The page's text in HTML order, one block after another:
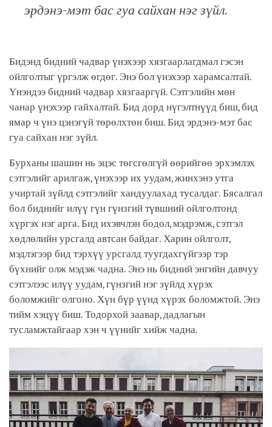
эрдэнэ-мэт бас гуа сайхан нэг зүйл.
Бидэнд бидний чадвар үнэхээр хязгаарлагдмал гэсэн
ойлголтыг үргэлж өгдөг. Энэ бол үнэхээр харамсалтай.
Үнэндээ бидний чадвар хязгааргүй. Сэтгэлийн мөн
чанар үнэхээр гайхалтай. Бид дорд нүгэлтнүүд биш, бид
ямар ч үнэ цэнэгүй төрөлхтөн биш. Бид эрдэнэ-мэт бас
гуа сайхан нэг зүйл.
Бурханы шашин нь эцэс төгсгөлгүй өөрийгөө эрхэмлэх
сэтгэлийг арилгаж, үнэхээр их уудам, жинхэнэ утга
учиртай зүйлд сэтгэлийг хандуулахад тусалдаг. Бясалгал
бол биднийг илүү гүн гүнзгий түвшний ойлголтонд
хүргэх нэг арга. Бид ихэвчлэн бодол, мэдрэмж, сэтгэл
хөдлөлийн урсгалд автсан байдаг. Харин ойлголт,
мэдлэгээр бид тэрхүү урсгалд туугдахгүйгээр тэр
бүхнийг олж мэдэж чадна. Энэ нь бидний энгийн давчуу
сэтгэлээс илүү уудам, гүнзгий нэг зүйлд хүрэх
боломжийг олгоно. Хүн бүр үүнд хүрэх боломжтой. Энэ
тийм хэцүү биш. Тодорхой заавар, дадлагын
тусламжтайгаар хэн ч үүнийг хийж чадна.